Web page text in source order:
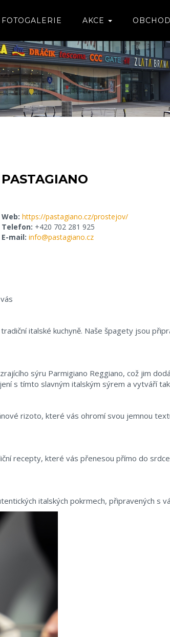
FOTOGALERIE AKCE
PASTAGIANO
Web: https://pastagiano.cz/prostejov/
Telefon: +420 702 281 925
E-mail: info@pastagiano.cz
italské kuchyně. Naše špagety jsou
sýru Parmigiano Reggiano, což jim
s tímto slavným italským sýrem a vytváří
rizoto, které vás ohromí svou jemnou
recepty, které vás přenesou přímo do
italských pokrmech, připravených s